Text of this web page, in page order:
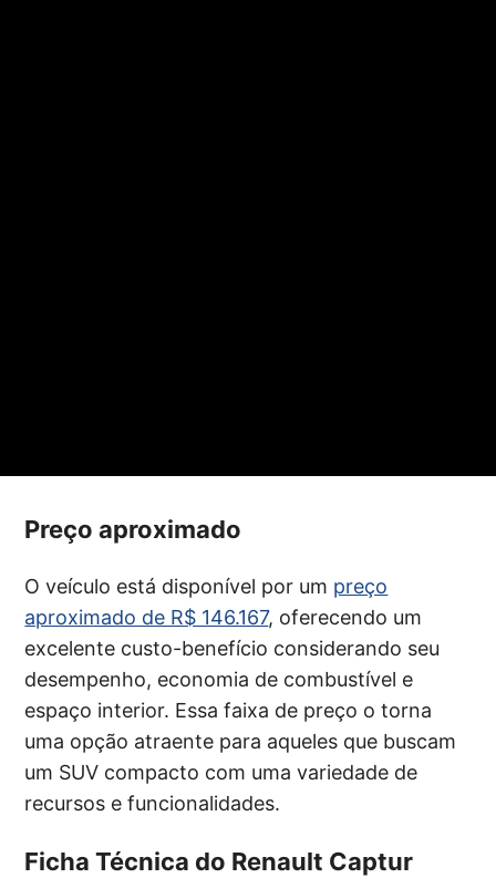
Preço aproximado
O veículo está disponível por um preço
aproximado de R$ 146.167, oferecendo um
excelente custo-benefício considerando seu
desempenho, economia de combustível e
espaço interior. Essa faixa de preço o torna
uma opção atraente para aqueles que buscam
um SUV compacto com uma variedade de
recursos e funcionalidades.
Ficha Técnica do Renault Captur